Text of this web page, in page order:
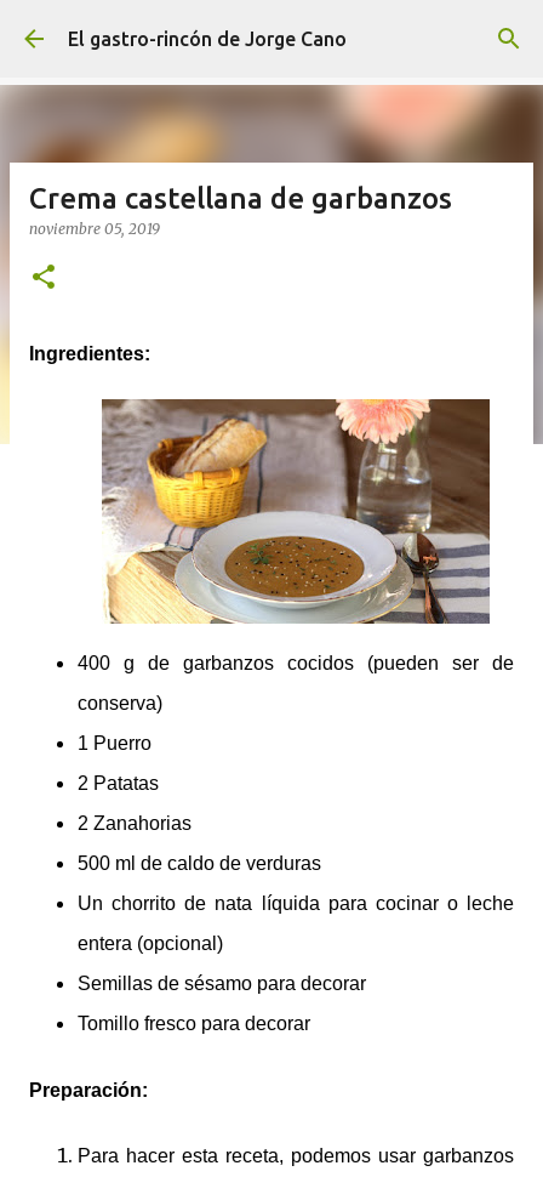
Ir al contenido principal
El gastro-rincón de Jorge Cano
Crema castellana de garbanzos
noviembre 05, 2019
Ingredientes:
400 g de garbanzos cocidos (pueden ser de
conserva)
1 Puerro
2 Patatas
2 Zanahorias
500 ml de caldo de verduras
Un chorrito de nata líquida para cocinar o leche
entera (opcional)
Semillas de sésamo para decorar
Tomillo fresco para decorar
Preparación:
Para hacer esta receta, podemos usar garbanzos